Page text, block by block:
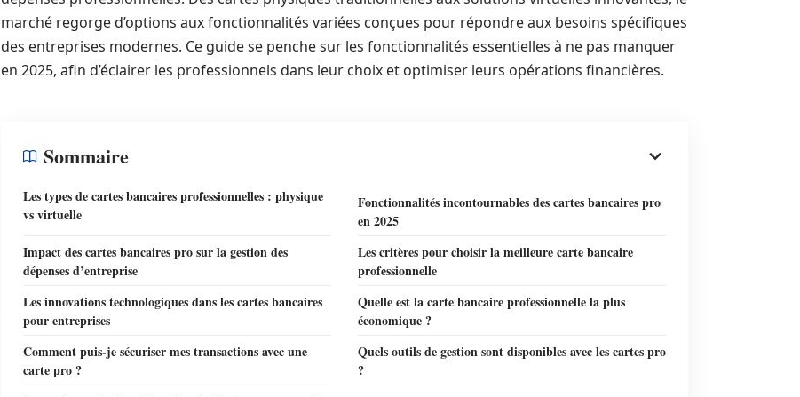
marché regorge d’options aux fonctionnalités variées conçues pour répondre aux besoins spécifiques
des entreprises modernes. Ce guide se penche sur les fonctionnalités essentielles à ne pas manquer
en 2025, afin d’éclairer les professionnels dans leur choix et optimiser leurs opérations financières.
Sommaire
Les types de cartes bancaires professionnelles : physique
vs virtuelle
Fonctionnalités incontournables des cartes bancaires pro
en 2025
Impact des cartes bancaires pro sur la gestion des
dépenses d’entreprise
Les critères pour choisir la meilleure carte bancaire
professionnelle
Les innovations technologiques dans les cartes bancaires
pour entreprises
Quelle est la carte bancaire professionnelle la plus
économique ?
Comment puis-je sécuriser mes transactions avec une
carte pro ?
Quels outils de gestion sont disponibles avec les cartes pro
?